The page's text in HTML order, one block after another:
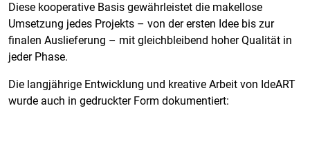
Diese kooperative Basis gewährleistet die makellose
Umsetzung jedes Projekts – von der ersten Idee bis zur
finalen Auslieferung – mit gleichbleibend hoher Qualität in
jeder Phase.
Die langjährige Entwicklung und kreative Arbeit von IdeART
wurde auch in gedruckter Form dokumentiert: